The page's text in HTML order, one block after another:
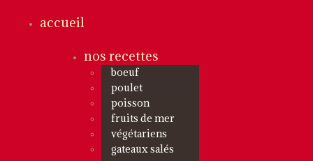
accueil
nos recettes
boeuf
poulet
poisson
fruits de mer
végétariens
gateaux salés